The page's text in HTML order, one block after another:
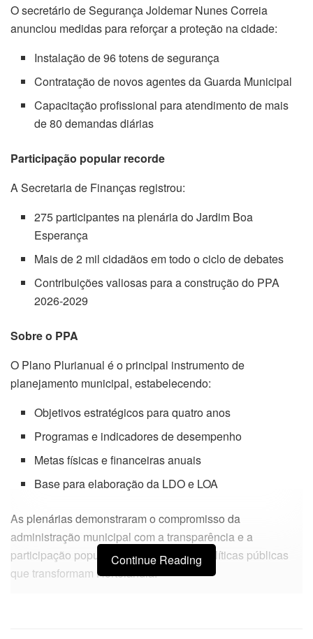
O secretário de Segurança Joldemar Nunes Correia
anunciou medidas para reforçar a proteção na cidade:
Instalação de 96 totens de segurança
Contratação de novos agentes da Guarda Municipal
Capacitação profissional para atendimento de mais
de 80 demandas diárias
Participação popular recorde
A Secretaria de Finanças registrou:
275 participantes na plenária do Jardim Boa
Esperança
Mais de 2 mil cidadãos em todo o ciclo de debates
Contribuições valiosas para a construção do PPA
2026-2029
Sobre o PPA
O Plano Plurianual é o principal instrumento de
planejamento municipal, estabelecendo:
Objetivos estratégicos para quatro anos
Programas e indicadores de desempenho
Metas físicas e financeiras anuais
Base para elaboração da LDO e LOA
As plenárias demonstraram o compromisso da
administração municipal com a transparência e a
participação popular na construção de políticas públicas
que transformam Hortolândia.
Continue Reading